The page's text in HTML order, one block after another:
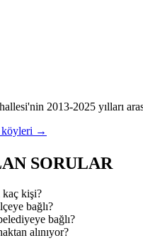
2013-2025 yılları
köyleri →
SORULAR
kaç kişi?
bağlı?
bağlı?
alınıyor?